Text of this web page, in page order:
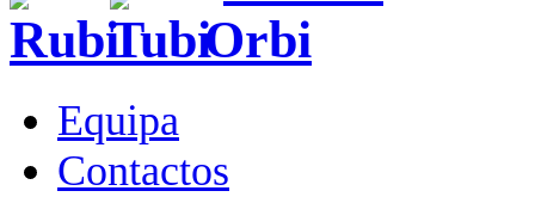
Equipa
Contactos